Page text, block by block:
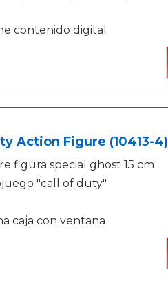
contenido digital
Action Figure (10413-4)
figura special ghost 15 cm
"call of duty"
caja con ventana